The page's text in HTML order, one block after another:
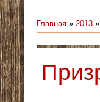
Главная » 2013 »